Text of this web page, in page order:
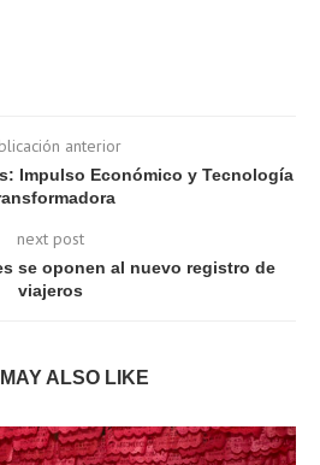
anterior
Impulso Económico y Tecnología
next post
se oponen al nuevo registro de
viajeros
ALSO LIKE